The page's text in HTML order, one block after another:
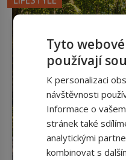
příchuť. Právě tahle
amerického výrobce
nápadu, který změní
Tyto
používají
K personalizaci
návštěvnosti
Informace o
stránek také
analytickými
kombinovat s